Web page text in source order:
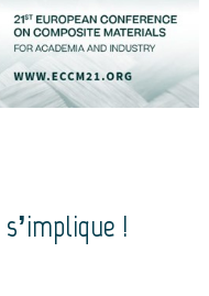
s’implique !